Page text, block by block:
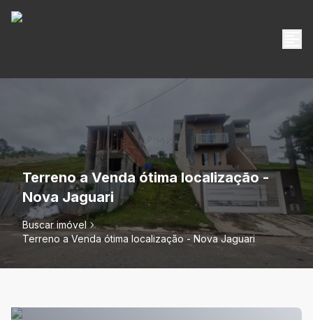
Terreno a Venda ótima localização -
Nova Jaguari
Buscar imóvel
Terreno a Venda ótima localização - Nova Jaguari